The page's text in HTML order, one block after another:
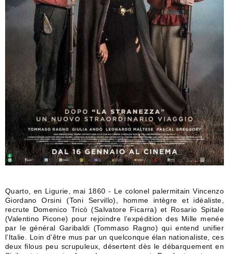
Quarto, en Ligurie, mai 1860 - Le colonel palermitain Vincenzo
Giordano Orsini (Toni Servillo), homme intègre et idéaliste,
recrute Domenico Tricò (Salvatore Ficarra) et Rosario Spitale
(Valentino Picone) pour rejoindre l’expédition des Mille menée
par le général Garibaldi (Tommaso Ragno) qui entend unifier
l’Italie. Loin d’être mus par un quelconque élan nationaliste, ces
deux filous peu scrupuleux, désertent dès le débarquement en